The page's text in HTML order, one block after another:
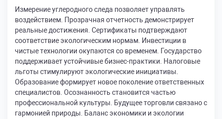
Измерение углеродного следа позволяет управлять
воздействием. Прозрачная отчетность демонстрирует
реальные достижения. Сертификаты подтверждают
соответствие экологическим нормам. Инвестиции в
чистые технологии окупаются со временем. Государство
поддерживает устойчивые бизнес-практики. Налоговые
льготы стимулируют экологические инициативы.
Образование формирует новое поколение ответственных
специалистов. Осознанность становится частью
профессиональной культуры. Будущее торговли связано с
гармонией природы. Баланс экономики и экологии